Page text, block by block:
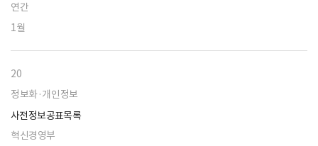
연간
1월
20
정보화·개인정보
사전정보공표목록
혁신경영부